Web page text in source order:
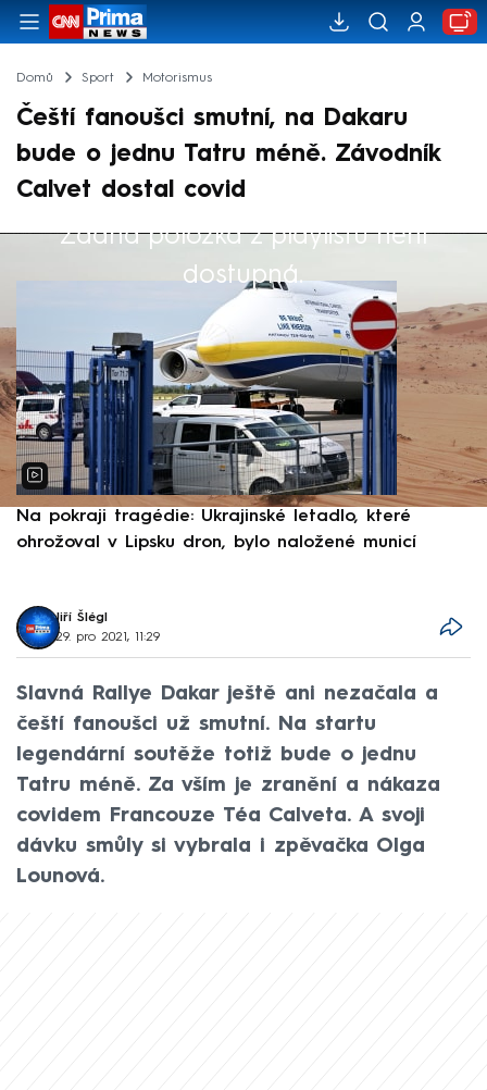
Domů Sport Motorismus
Čeští fanoušci smutní, na Dakaru
bude o jednu Tatru méně. Závodník
Calvet dostal covid
Žádná položka z playlistu není
dostupná.
Výběr redakce
Na pokraji tragédie: Ukrajinské letadlo, které
ohrožoval v Lipsku dron, bylo naložené municí
Jiří Šlégl
29. pro 2021, 11:29
Slavná Rallye Dakar ještě ani nezačala a
čeští fanoušci už smutní. Na startu
legendární soutěže totiž bude o jednu
Tatru méně. Za vším je zranění a nákaza
covidem Francouze Téa Calveta. A svoji
dávku smůly si vybrala i zpěvačka Olga
Lounová.